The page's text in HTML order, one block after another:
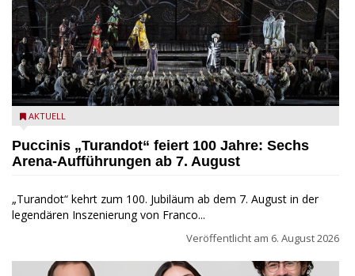
Turandot in der Arena von Verona - Ennevi für Fondazione
AKTUELL
Puccinis „Turandot“ feiert 100 Jahre: Sechs
Arena-Aufführungen ab 7. August
„Turandot“ kehrt zum 100. Jubiläum ab dem 7. August in der
legendären Inszenierung von Franco...
Veröffentlicht am 6. August 2026